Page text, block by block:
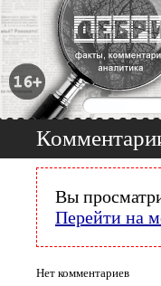
Вы
Перейти на
Нет комментариев